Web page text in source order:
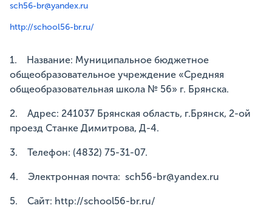
sch56-br@yandex.ru
http://school56-br.ru/
1. Название: Муниципальное бюджетное
общеобразовательное учреждение «Средняя
общеобразовательная школа № 56» г. Брянска.
2. Адрес: 241037 Брянская область, г.Брянск, 2-ой
проезд Станке Димитрова, Д-4.
3. Телефон: (4832) 75-31-07.
4. Электронная почта: sch56-br@yandex.ru
5. Сайт: http://school56-br.ru/